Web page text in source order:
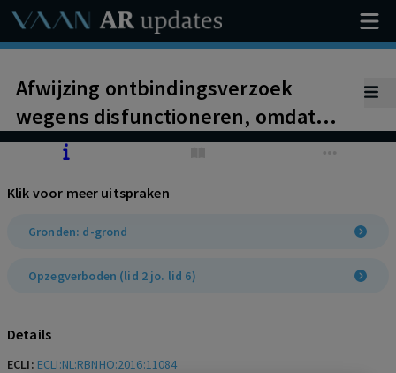
Afwijzing ontbindingsverzoek
wegens disfunctioneren, omdat
ongeschiktheid voor functie van
uit ziekte.
Klik voor meer uitspraken
Gronden: d-grond
Opzegverboden (lid 2 jo. lid 6)
Details
ECLI: ECLI:NL:RBNHO:2016:11084